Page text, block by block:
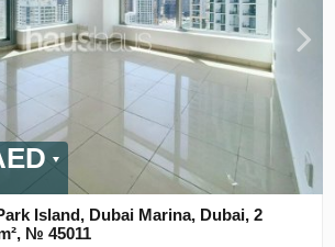
Island, Dubai Marina, Dubai, 2
№ 45011